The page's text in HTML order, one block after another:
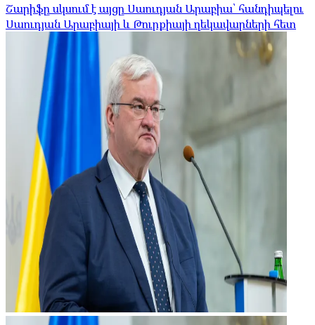
Շարիֆը սկսում է այցը Սաուդյան Արաբիա՝ հանդիպելու
Սաուդյան Արաբիայի և Թուրքիայի ղեկավարների հետ